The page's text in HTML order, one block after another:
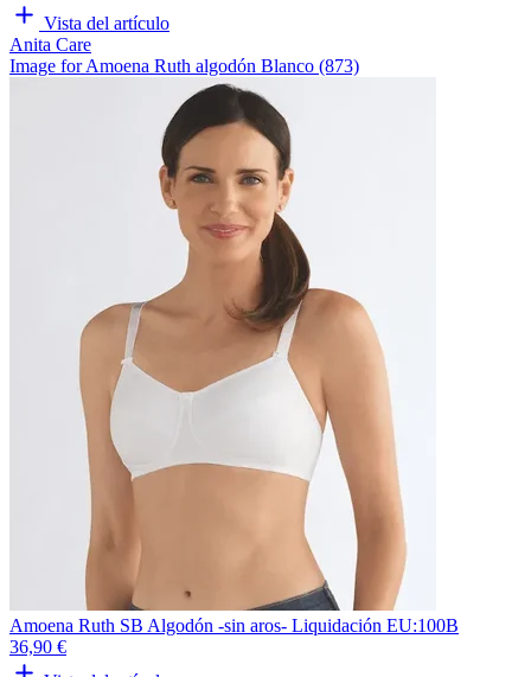
Vista del artículo
Anita Care
Image for Amoena Ruth algodón Blanco (873)
Amoena Ruth SB Algodón -sin aros- Liquidación EU:100B
36,90 €